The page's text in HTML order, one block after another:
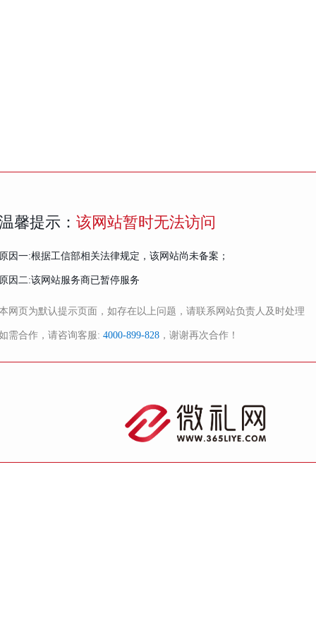
馨提示： 该网站暂时无法访问
因一:根据工信部相关法律规定，该网站尚未备案；
因二:该网站服务商已暂停服务
网页为默认提示页面，如存在以上问题，请联系网站负责人及时处理
需合作，请咨询客服: 4000-899-828 ，谢谢再次合作！